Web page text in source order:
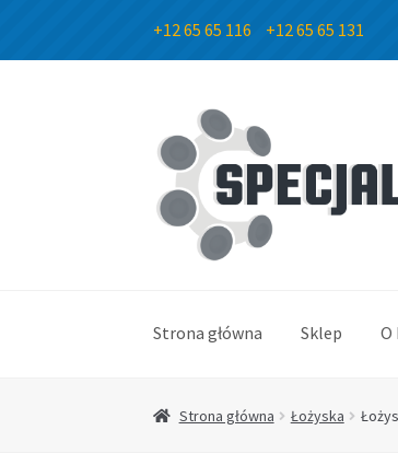
+12 65 65 116 +12 65 65 131
Przejdź
do
nawigacji
Przejdź
do
treści
Strona główna Sklep O
Strona główna Łożyska